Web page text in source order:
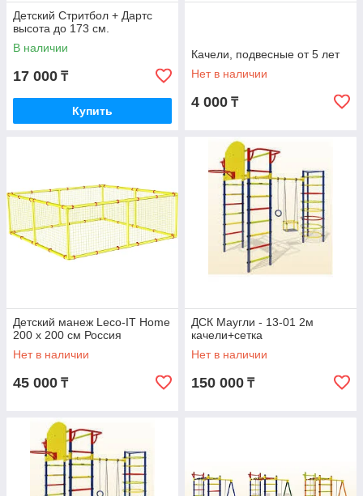
Детский Стритбол + Дартс
высота до 173 см.
В наличии
17 000 ₸
Купить
Качели, подвесные от 5 лет
Нет в наличии
4 000 ₸
Детский манеж Leco-IT Home
200 х 200 см Россия
Нет в наличии
45 000 ₸
ДСК Маугли - 13-01 2м
качели+сетка
Нет в наличии
150 000 ₸